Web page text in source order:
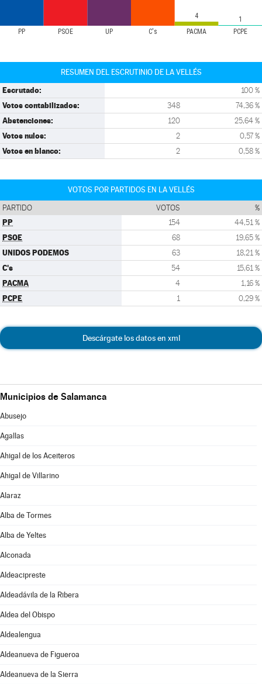
PP PSOE UP C's PACMA PCPE
4 1
RESUMEN DEL ESCRUTINIO DE LA VELLÉS
Escrutado: 100 %
Votos contabilizados: 348 74,36 %
Abstenciones: 120 25,64 %
Votos nulos: 2 0,57 %
Votos en blanco: 2 0,58 %
VOTOS POR PARTIDOS EN LA VELLÉS
PARTIDO VOTOS %
PP 154 44,51 %
PSOE 68 19,65 %
UNIDOS PODEMOS 63 18,21 %
C's 54 15,61 %
PACMA 4 1,16 %
PCPE 1 0,29 %
Descárgate los datos en xml
Municipios de Salamanca
Abusejo
Agallas
Ahigal de los Aceiteros
Ahigal de Villarino
Alaraz
Alba de Tormes
Alba de Yeltes
Alconada
Aldeacipreste
Aldeadávila de la Ribera
Aldea del Obispo
Aldealengua
Aldeanueva de Figueroa
Aldeanueva de la Sierra